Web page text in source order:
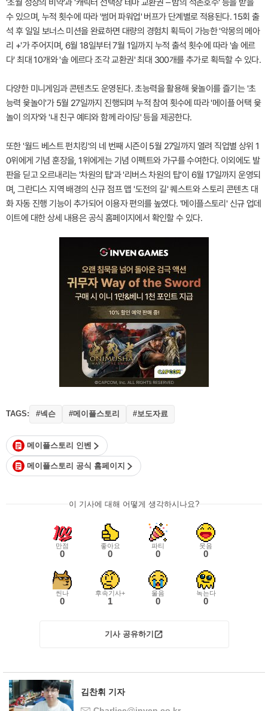
'초월 성장의 비약'과 '캐릭터 선택창 테마 교환권 – 밤의 석촌호수' 등을 받을
수 있으며, 누적 횟수에 따라 '썸머 파워업' 버프가 단계별로 적용된다. 15회 출
석 후 일일 보너스 미션을 완료하면 대량의 경험치 획득이 가능한 '악몽의 메아
리 +'가 주어지며, 6월 18일부터 7월 1일까지 누적 출석 횟수에 따라 '솔 에르
다' 최대 10개와 '솔 에르다 조각 교환권' 최대 300개를 추가로 획득할 수 있다.
다양한 미니게임과 콘텐츠도 운영된다. 초능력을 활용해 윷놀이를 즐기는 '초
능력 윷놀이'가 5월 27일까지 진행되며 누적 참여 횟수에 따라 '메이플 어택 윷
놀이 의자'와 '내 친구 예티와 함께 라이딩' 등을 제공한다.
또한 '월드 베스트 펀치킹'의 네 번째 시즌이 5월 27일까지 열려 직업별 상위 1
0위에게 기념 훈장을, 1위에게는 기념 이펙트와 가구를 수여한다. 이외에도 발
판을 딛고 오르내리는 '차원의 탑'과 '리버스 차원의 탑'이 6월 17일까지 운영되
며, 그란디스 지역 배경의 신규 점프 맵 '도전의 길' 퀘스트와 스토리 콘텐츠 대
화 자동 진행 기능이 추가되어 이용자 편의를 높였다. '메이플스토리' 신규 업데
이트에 대한 상세 내용은 공식 홈페이지에서 확인할 수 있다.
TAGS: #넥슨 #메이플스토리 #보도자료
메이플스토리 인벤
메이플스토리 공식 홈페이지
이 기사에 대해 어떻게 생각하시나요?
만점
0
좋아요
0
파티
0
웃음
0
씬나
0
후속기사+
1
울음
0
녹는다
0
기사 공유하기
김찬휘 기자